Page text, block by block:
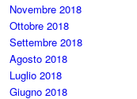
Novembre 2018
Ottobre 2018
Settembre 2018
Agosto 2018
Luglio 2018
Giugno 2018